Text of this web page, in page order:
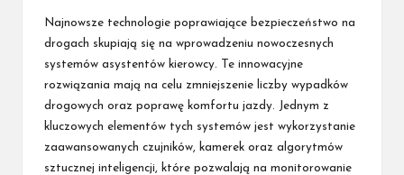
Najnowsze technologie poprawiające bezpieczeństwo na
drogach skupiają się na wprowadzeniu nowoczesnych
systemów asystentów kierowcy. Te innowacyjne
rozwiązania mają na celu zmniejszenie liczby wypadków
drogowych oraz poprawę komfortu jazdy. Jednym z
kluczowych elementów tych systemów jest wykorzystanie
zaawansowanych czujników, kamerek oraz algorytmów
sztucznej inteligencji, które pozwalają na monitorowanie